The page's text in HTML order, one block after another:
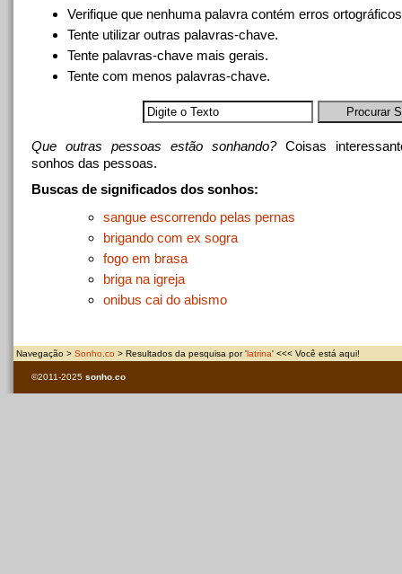
Verifique que nenhuma palavra contém erros
Tente utilizar outras palavras-chave.
Tente palavras-chave mais gerais.
Tente com menos palavras-chave.
Que outras pessoas estão sonhando?Coisas
sonhos das pessoas.
Buscas de significados dos sonhos:
sangue escorrendo pelas pernas
brigando com ex sogra
fogo em brasa
briga na igreja
onibus cai do abismo
Navegação > Sonho.co > Resultados da pesquisa por 'latrina' <<< Você está aqui!
©2011-2025 sonho.co